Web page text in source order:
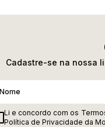
Cadastre-se na nossa
Li e concordo com os
Política de Privacidade da